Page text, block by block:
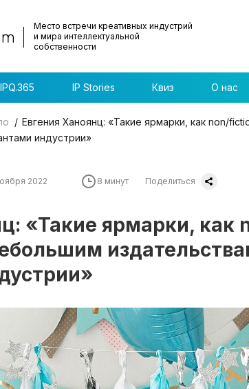
Место встречи креативных индустрий
и мира интеллектуальной
собственности
IPQ.365 IP Stories Квиз О нас
Евгения Ханоянц: «Такие ярмарки, как non/
индустрии»
2022 8 минут Поделиться
«Такие ярмарки,